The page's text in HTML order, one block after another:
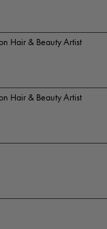
Hair & Beauty Artist
Hair & Beauty Artist